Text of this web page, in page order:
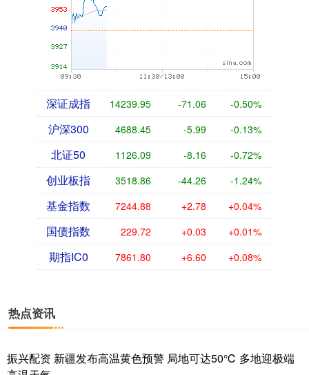
深证成指 14239.95 -71.06 -0.50%
沪深300 4688.45 -5.99 -0.13%
北证50 1126.09 -8.16 -0.72%
创业板指 3518.86 -44.26 -1.24%
基金指数 7244.88 +2.78 +0.04%
国债指数 229.72 +0.03 +0.01%
期指IC0 7861.80 +6.60 +0.08%
热点资讯
振兴配资 新疆发布高温黄色预警 局地可达50℃ 多地迎极端